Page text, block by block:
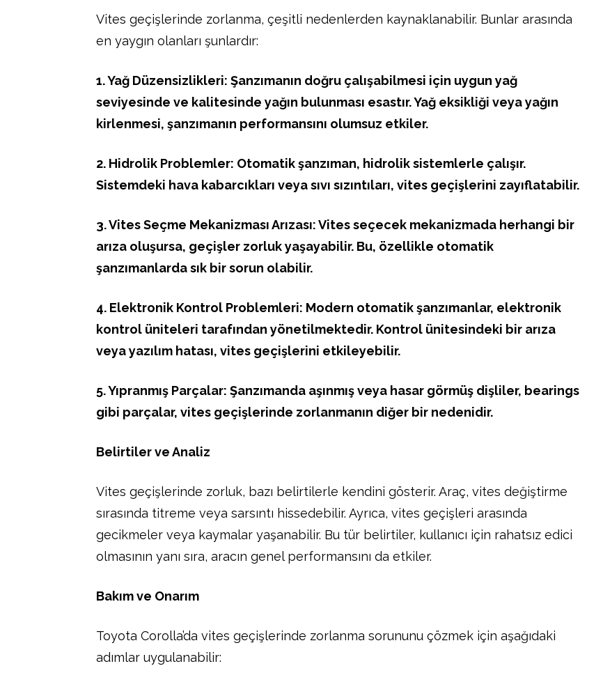
Vites geçişlerinde zorlanma, çeşitli nedenlerden kaynaklanabilir. Bunlar arasında
en yaygın olanları şunlardır:
1. Yağ Düzensizlikleri: Şanzımanın doğru çalışabilmesi için uygun yağ
seviyesinde ve kalitesinde yağın bulunması esastır. Yağ eksikliği veya yağın
kirlenmesi, şanzımanın performansını olumsuz etkiler.
2. Hidrolik Problemler: Otomatik şanzıman, hidrolik sistemlerle çalışır.
Sistemdeki hava kabarcıkları veya sıvı sızıntıları, vites geçişlerini zayıflatabilir.
3. Vites Seçme Mekanizması Arızası: Vites seçecek mekanizmada herhangi bir
arıza oluşursa, geçişler zorluk yaşayabilir. Bu, özellikle otomatik
şanzımanlarda sık bir sorun olabilir.
4. Elektronik Kontrol Problemleri: Modern otomatik şanzımanlar, elektronik
kontrol üniteleri tarafından yönetilmektedir. Kontrol ünitesindeki bir arıza
veya yazılım hatası, vites geçişlerini etkileyebilir.
5. Yıpranmış Parçalar: Şanzımanda aşınmış veya hasar görmüş dişliler, bearings
gibi parçalar, vites geçişlerinde zorlanmanın diğer bir nedenidir.
Belirtiler ve Analiz
Vites geçişlerinde zorluk, bazı belirtilerle kendini gösterir. Araç, vites değiştirme
sırasında titreme veya sarsıntı hissedebilir. Ayrıca, vites geçişleri arasında
gecikmeler veya kaymalar yaşanabilir. Bu tür belirtiler, kullanıcı için rahatsız edici
olmasının yanı sıra, aracın genel performansını da etkiler.
Bakım ve Onarım
Toyota Corolla’da vites geçişlerinde zorlanma sorununu çözmek için aşağıdaki
adımlar uygulanabilir: